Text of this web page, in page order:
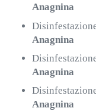
Anagnina
Anagnina
Anagnina
Anagnina